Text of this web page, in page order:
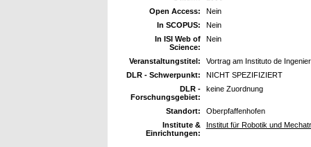
Open Access:
Nein
In SCOPUS:
Nein
In ISI Web of
Science:
Nein
Veranstaltungstitel:
Vortrag am Instituto de
DLR - Schwerpunkt:
NICHT SPEZIFIZIERT
DLR -
Forschungsgebiet:
keine Zuordnung
Standort:
Oberpfaffenhofen
Institute &
Einrichtungen:
Institut für Robotik und